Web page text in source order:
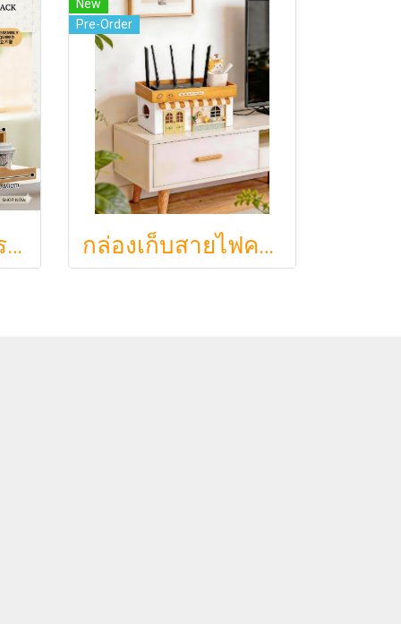
Ryoka ชั้นวางจัดระเบียบตั้งโต๊ะ 2 ชั้น สไตล์มินิมอล-ญี่ปุ่น ลิ้นชักเลื่อน ลิ้นชักเก็บแก้ว วัสดุไม้ธรรมชาติ ไม่ต้องประกอบ ประหยัดพื้นที่เคาน์เตอร์
New
Pre-Order
กล่องเก็บสายไฟคาเฟ่จิ๋วสไตล์ญี่ปุ่นมินิมอล ซ่อนเร้าเตอร์และปลั๊กไฟให้ห้องดูละมุนเหมือนยกคาเฟ่จากโตเกียวมาไว้ที่บ้าน